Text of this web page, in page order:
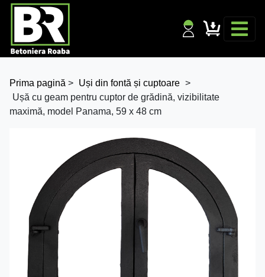
Prima pagină > Uși din fontă și cuptoare >
Ușă cu geam pentru cuptor de grădină, vizibilitate
maximă, model Panama, 59 x 48 cm